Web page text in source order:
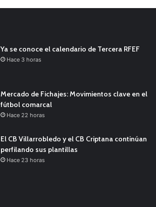
Ya se conoce el calendario de Tercera RFEF
Hace 3 horas
Mercado de Fichajes: Movimientos clave en el
fútbol comarcal
Hace 22 horas
El CB Villarrobledo y el CB Criptana continúan
perfilando sus plantillas
Hace 23 horas